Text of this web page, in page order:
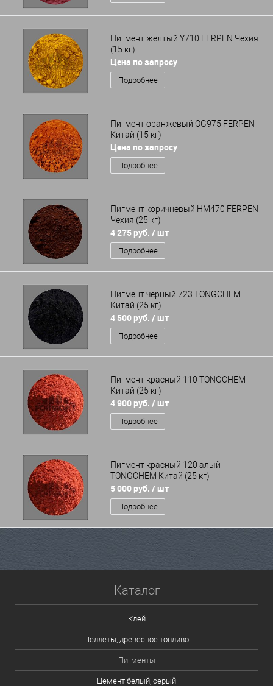
Пигмент желтый Y710 FERPEN Чехия
(15 кг)
Цена по запросу
Подробнее
Пигмент оранжевый OG975 FERPEN
Китай (15 кг)
Цена по запросу
Подробнее
Пигмент коричневый HM470 FERPEN
Чехия (25 кг)
4 275 руб. / шт
Подробнее
Пигмент черный 723 TONGCHEM
Китай (25 кг)
4 500 руб. / шт
Подробнее
Пигмент красный 110 TONGCHEM
Китай (25 кг)
4 900 руб. / шт
Подробнее
Пигмент красный 120 алый
TONGCHEM Китай (25 кг)
5 000 руб. / шт
Подробнее
Каталог
Клей
Пеллеты, древесное топливо
Пигменты
Цемент белый, серый